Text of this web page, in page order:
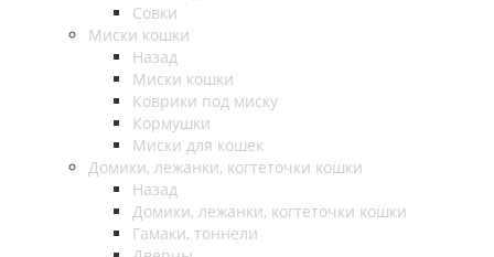
Совки
Миски кошки
Назад
Миски кошки
Коврики под миску
Кормушки
Миски для кошек
Домики, лежанки, когтеточки кошки
Назад
Домики, лежанки, когтеточки кошки
Гамаки, тоннели